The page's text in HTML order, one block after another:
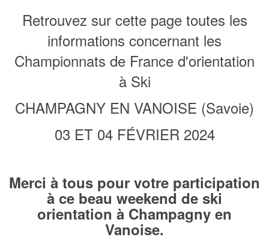
Retrouvez sur cette page toutes les
informations concernant les
Championnats de France d'orientation
à Ski
CHAMPAGNY EN VANOISE (Savoie)
03 ET 04 FÉVRIER 2024
Merci à tous pour votre participation
à ce beau weekend de ski
orientation à Champagny en
Vanoise.